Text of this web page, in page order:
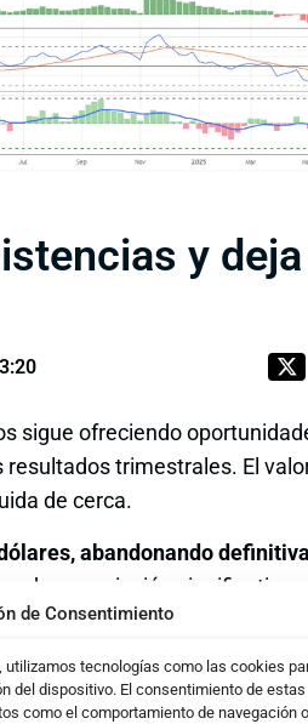
de Consentimiento
tecnologías como las cookies
del dispositivo. El consentimiento de estas
como el comportamiento de navegación
y
sigue ofreciendo
trimestrales. El
de cerca.
abandonando
de negociación
por encima de su